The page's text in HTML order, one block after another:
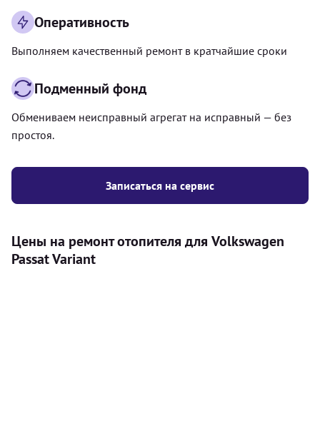
Записаться на сервис
Оперативность
Выполняем качественный ремонт в кратчайшие сроки
Подменный фонд
Обмениваем неисправный агрегат на исправный — без
простоя.
Цены на ремонт отопителя для Volkswagen
Passat Variant